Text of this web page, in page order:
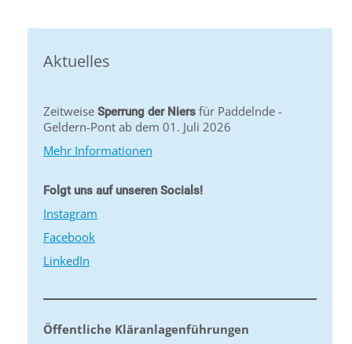
Aktuelles
Zeitweise Sperrung der Niers für Paddelnde -
Geldern-Pont ab dem 01. Juli 2026
Mehr Informationen
Folgt uns auf unseren Socials!
Instagram
Facebook
LinkedIn
Öffentliche Kläranlagenführungen